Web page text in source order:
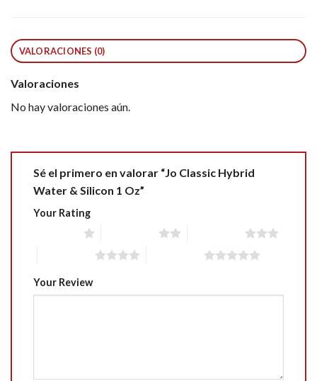
VALORACIONES (0)
Valoraciones
No hay valoraciones aún.
Sé el primero en valorar “Jo Classic Hybrid
Water & Silicon 1 Oz”
Your Rating
Your Review